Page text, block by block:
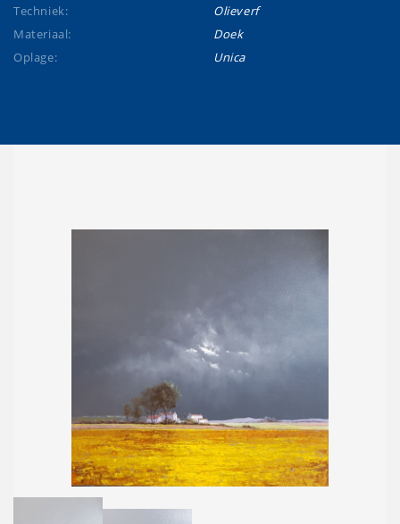
Techniek:
Olieverf
Materiaal:
Doek
Oplage:
Unica